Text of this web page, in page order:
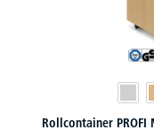
Selbsteinzug